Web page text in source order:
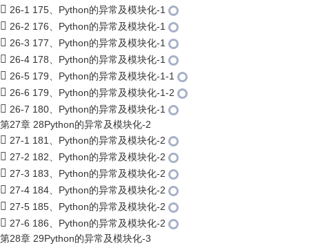
26-1 175、Python的异常及模块化-1
26-2 176、Python的异常及模块化-1
26-3 177、Python的异常及模块化-1
26-4 178、Python的异常及模块化-1
26-5 179、Python的异常及模块化-1-1
26-6 179、Python的异常及模块化-1-2
26-7 180、Python的异常及模块化-1
第27章 28Python的异常及模块化-2
27-1 181、Python的异常及模块化-2
27-2 182、Python的异常及模块化-2
27-3 183、Python的异常及模块化-2
27-4 184、Python的异常及模块化-2
27-5 185、Python的异常及模块化-2
27-6 186、Python的异常及模块化-2
第28章 29Python的异常及模块化-3